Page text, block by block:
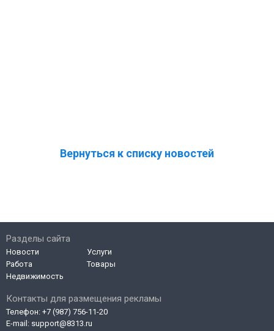
Вернуться к списку новостей
Контакты для размещения рекламы
Телефон: +7 (987) 756-11-20
E-mail: support@8313.ru
Разделы сайта
Новости
Работа
Недвижимость
Услуги
Товары